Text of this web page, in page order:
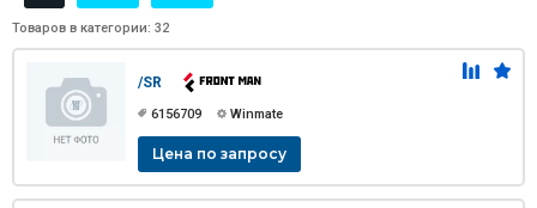
Товаров в категории: 32
/SR
6156709 Winmate
Цена по запросу